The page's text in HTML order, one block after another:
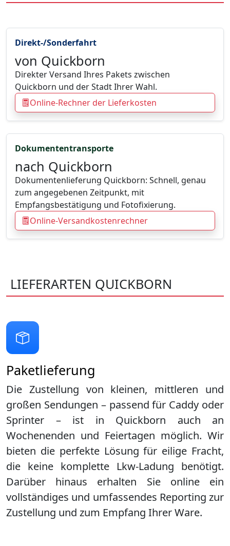
Direkt-/Sonderfahrt
von Quickborn
Direkter Versand Ihres Pakets zwischen
Quickborn und der Stadt Ihrer Wahl.
Online-Rechner der Lieferkosten
Dokumententransporte
nach Quickborn
Dokumentenlieferung Quickborn: Schnell, genau
zum angegebenen Zeitpunkt, mit
Empfangsbestätigung und Fotofixierung.
Online-Versandkostenrechner
LIEFERARTEN QUICKBORN
Paketlieferung
Die Zustellung von kleinen, mittleren und
großen Sendungen – passend für Caddy oder
Sprinter – ist in Quickborn auch an
Wochenenden und Feiertagen möglich. Wir
bieten die perfekte Lösung für eilige Fracht,
die keine komplette Lkw-Ladung benötigt.
Darüber hinaus erhalten Sie online ein
vollständiges und umfassendes Reporting zur
Zustellung und zum Empfang Ihrer Ware.